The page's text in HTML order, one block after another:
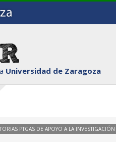
Universidad de Zaragoza
PTGAS DE APOYO A LA INVESTIGACIÓN